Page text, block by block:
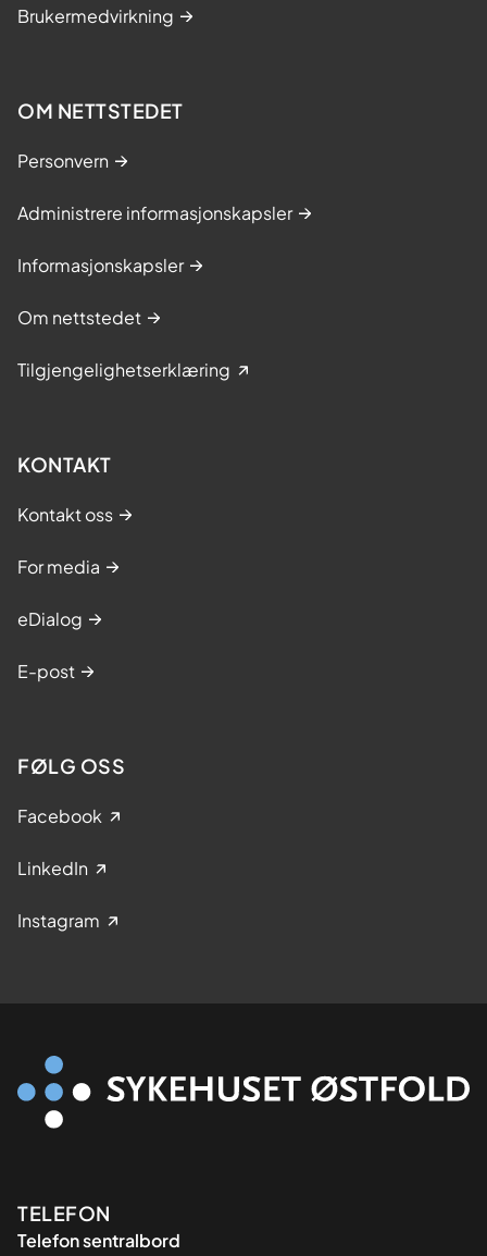
Brukermedvirkning
OM NETTSTEDET
Personvern
Administrere informasjonskapsler
Informasjonskapsler
Om nettstedet
Tilgjengelighetserklæring
KONTAKT
Kontakt oss
For media
eDialog
E-post
FØLG OSS
Facebook
LinkedIn
Instagram
Kontaktinformasjon
TELEFON
Telefon sentralbord